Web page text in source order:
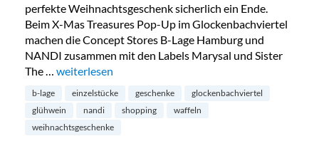
perfekte Weihnachtsgeschenk sicherlich ein Ende.
Beim X-Mas Treasures Pop-Up im Glockenbachviertel
machen die Concept Stores B-Lage Hamburg und
NANDI zusammen mit den Labels Marysal und Sister
The … „X-Mas Treasures Pop-Up im Glockenbachviertel“
weiterlesen
b-lage einzelstücke geschenke
glockenbachviertel
glühwein
nandi shopping
waffeln
weihnachtsgeschenke